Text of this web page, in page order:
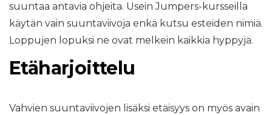
suuntaa antavia ohjeita. Usein Jumpers-kursseilla
käytän vain suuntaviivoja enkä kutsu esteiden nimiä.
Loppujen lopuksi ne ovat melkein kaikkia hyppyjä.
Etäharjoittelu
Vahvien suuntaviivojen lisäksi etäisyys on myös avain